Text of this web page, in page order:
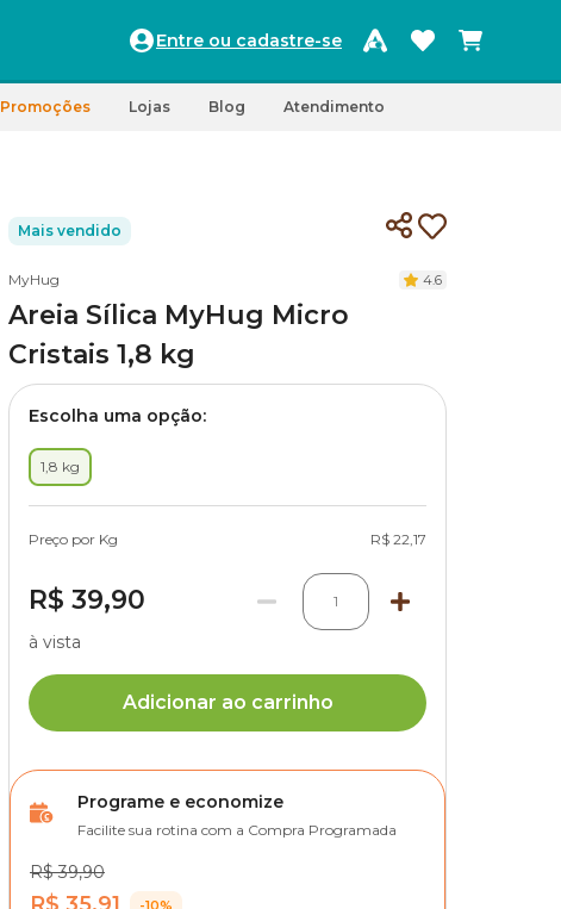
Entre ou cadastre-se
Promoções Lojas Blog Atendimento
Mais vendido
MyHug 4.6
Areia Sílica MyHug Micro
Cristais 1,8 kg
Escolha uma opção:
1,8 kg
Preço por Kg R$ 22,17
R$ 39,90 1
à vista
Adicionar ao carrinho
Programe e economize
Facilite sua rotina com a Compra Programada
R$ 39,90
-10%